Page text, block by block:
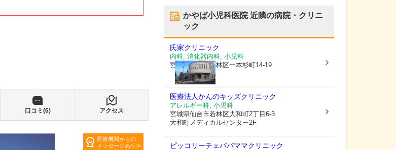
口コミ(6) アクセス
医療機関からの
メッセージあり
かやば小児科医院近隣の病院・クリニ
ック
氏家クリニック
内科, 消化器内科, 小児科
宮城県仙台市若林区一本杉町14-19
医療法人かんのキッズクリニック
アレルギー科, 小児科
宮城県仙台市若林区大和町2丁目6-3
大和町メディカルセンター2F
ピッコリーチェパパママクリニック